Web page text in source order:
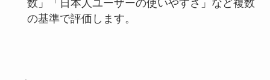
数」「日本人ユーザーの使いやすさ」など複数
の基準で評価します。